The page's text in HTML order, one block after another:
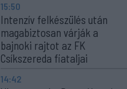
15:50
Intenzív felkészülés után
magabiztosan várják a
bajnoki rajtot az FK
Csíkszereda fiataljai
14:42